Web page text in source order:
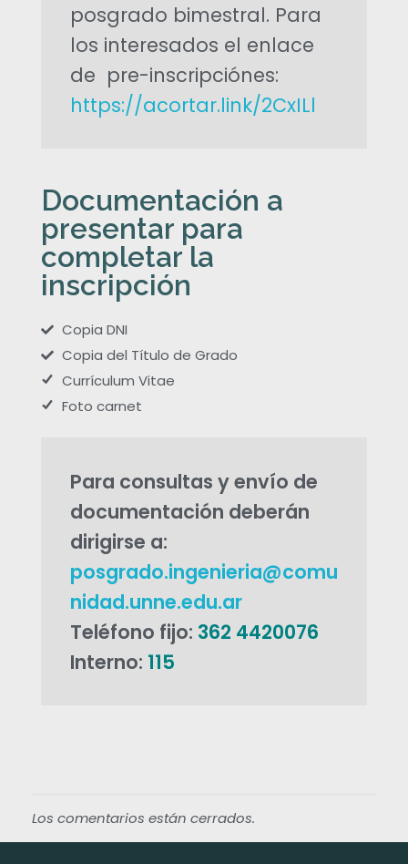
é
c
n
c
i
posgrado bimestral. Para
los interesados el enlace
de pre-inscripciónes:
https://acortar.link/2CxILl
Documentación a
presentar para
completar la
inscripción
Copia DNI
Copia del Título de Grado
Currículum Vitae
Foto carnet
Para consultas y envío de
documentación deberán
dirigirse a:
posgrado.ingenieria@comu
nidad.unne.edu.ar
Teléfono fijo: 362 4420076
Interno: 115
Los comentarios están cerrados.